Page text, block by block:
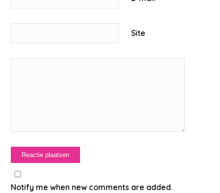
Site
Notify me when new comments are added.